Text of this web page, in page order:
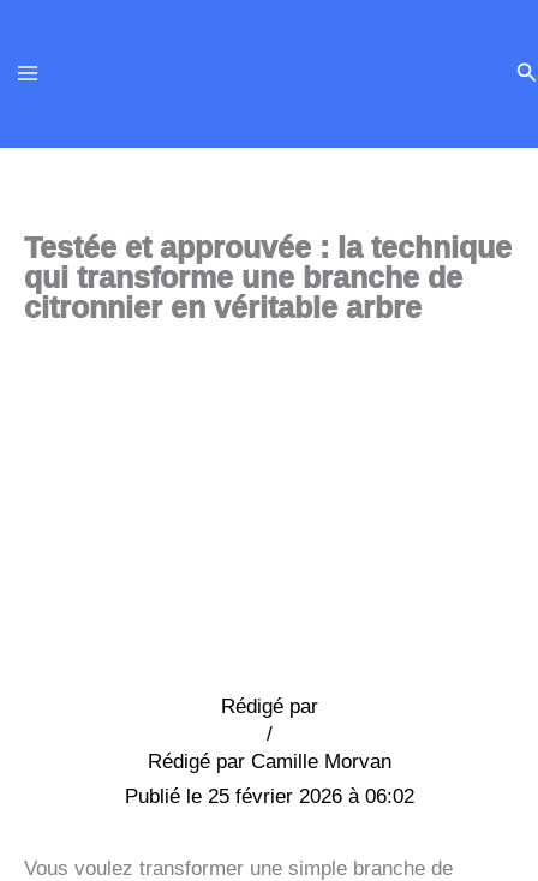
contenu
Testée et approuvée : la technique
qui transforme une branche de
citronnier en véritable arbre
Rédigé par
Camille Morvan
/
25 février 2026 à 06:02
Vous voulez transformer une simple branche de